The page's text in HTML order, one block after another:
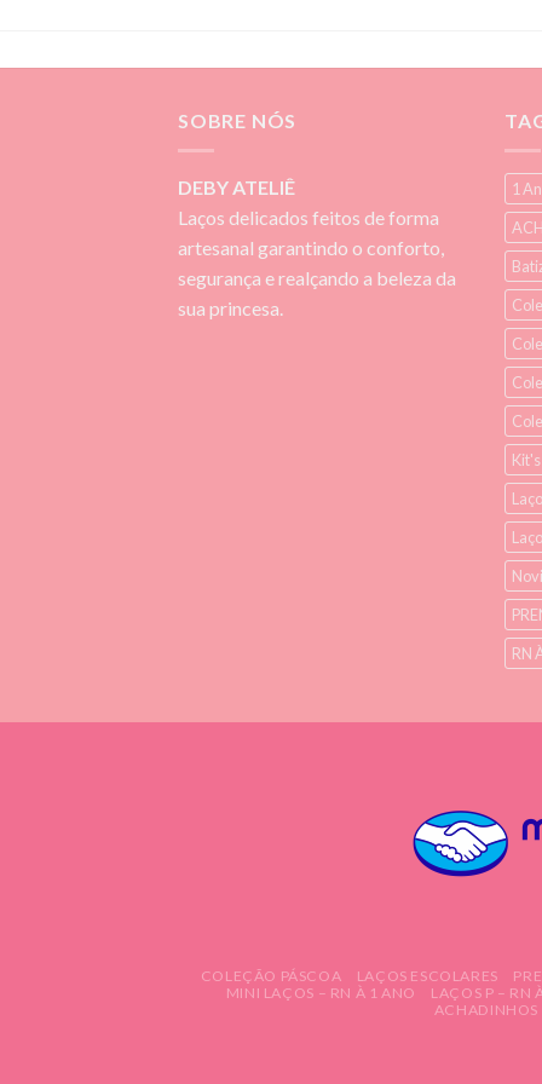
SOBRE NÓS
DEBY ATELIÊ
Laços delicados feitos de forma
artesanal garantindo o conforto,
segurança e realçando a beleza da
sua princesa.
1
RN
COLEÇÃO PÁSCOA LAÇOS ESCOLARES
MINI LAÇOS – RN À 1 ANO
LAÇOS P – RN
ACHADINHOS